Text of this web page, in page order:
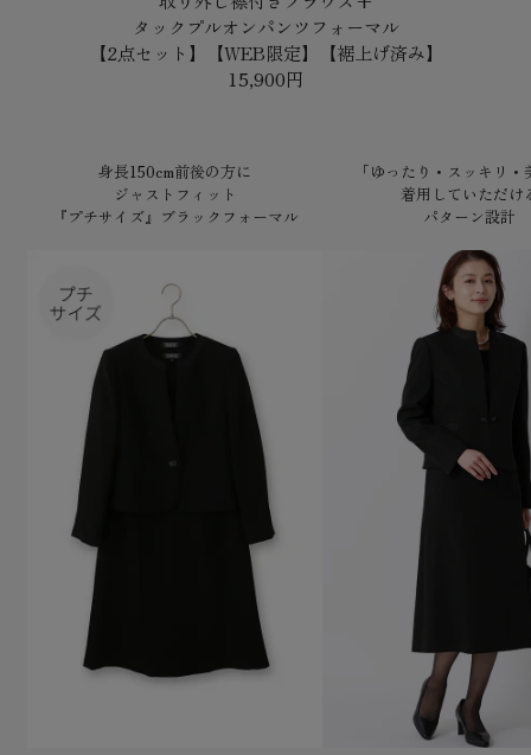
タックプルオンパンツフォーマル
【2点セット】【WEB限定】【裾上げ済み】
15,900円
身長150cm前後の方に
ジャストフィット
『プチサイズ』ブラックフォーマル
「ゆったり・スッキリ・
着用していただけ
パターン設計